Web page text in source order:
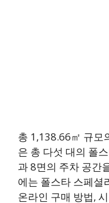
총 1,138.66㎡ 규모
은 총 다섯 대의 폴
과 8면의 주차 공간
에는 폴스타 스페셜
온라인 구매 방법,